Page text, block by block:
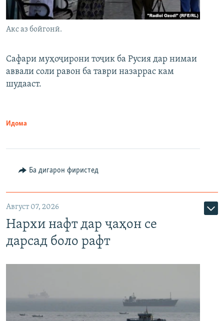
Акс аз бойгонӣ.
Сафари муҳоҷирони тоҷик ба Русия дар нимаи
аввали соли равон ба таври назаррас кам
шудааст.
Идома
Ба дигарон фиристед
Август 07, 2026
Нархи нафт дар ҷаҳон се
дарсад боло рафт